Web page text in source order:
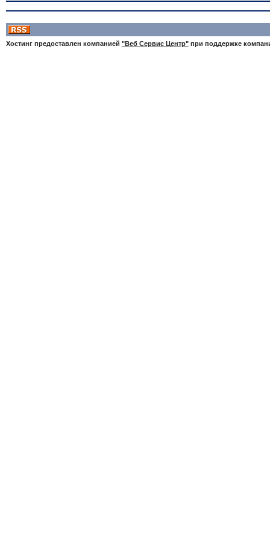
Хостинг предоставлен компанией "Веб Сервис Центр"при поддержке